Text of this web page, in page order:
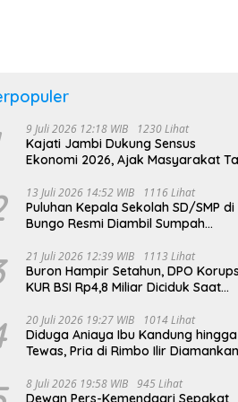
9 Juli 2026 12:18 WIB 1230 Lihat
Kajati Jambi Dukung Sensus
Ekonomi 2026, Ajak Masyarakat
13 Juli 2026 14:52 WIB 1116 Lihat
Puluhan Kepala Sekolah SD/SMP di
Bungo Resmi Diambil Sumpah
21 Juli 2026 12:39 WIB 1113 Lihat
Buron Hampir Setahun, DPO
KUR BSI Rp4,8 Miliar Diciduk Saat
20 Juli 2026 19:27 WIB 1014 Lihat
Diduga Aniaya Ibu Kandung hingga
Tewas, Pria di Rimbo Ilir Diamankan
8 Juli 2026 19:58 WIB 945 Lihat
Dewan Pers-Kemendagri Sepakat